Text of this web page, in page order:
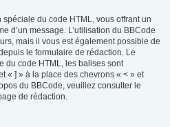
du code HTML, vous offrant un
d’un message. L’utilisation du BBCode
mais il vous est également possible de
le formulaire de rédaction. Le
du code HTML, les balises sont
« ] » à la place des chevrons « < » et
du BBCode, veuillez consulter le
de rédaction.